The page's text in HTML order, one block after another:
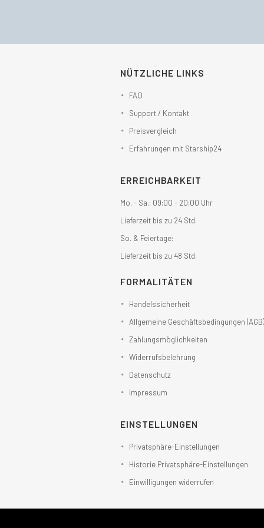
NÜTZLICHE LINKS
FAQ
Support / Kontakt
Preisvergleich
Erfahrungen mit Starship24
ERREICHBARKEIT
Mo. - Sa.: 09:00 - 20:00 Uhr
Lieferzeit bis zu 24 Std.
So. & Feiertage:
Lieferzeit bis zu 48 Std.
FORMALITÄTEN
Handelssicherheit
Allgemeine Geschäftsbedingungen (AGB)
Zahlungsmöglichkeiten
Widerrufsbelehrung
Datenschutz
Impressum
EINSTELLUNGEN
Privatsphäre-Einstellungen
Historie Privatsphäre-Einstellungen
Einwilligungen widerrufen